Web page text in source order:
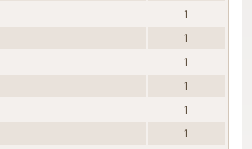
1
1
1
1
1
1